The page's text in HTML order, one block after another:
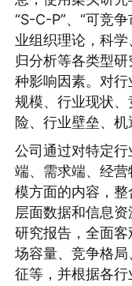
“S-C-P”、“可竞
业组织理论，科学
归分析等各类型
种影响因素。对
规模、行业现状
险、行业壁垒、机
公司通过对特定
端、需求端、经
模方面的内容，
层面数据和信息
研究报告，全面
场容量、竞争格
征等，并根据各